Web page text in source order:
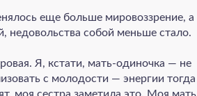
еще больше мировоззрение, а
недовольства собой меньше стало.
Я, кстати, мать-одиночка — не
с молодости — энергии тогда